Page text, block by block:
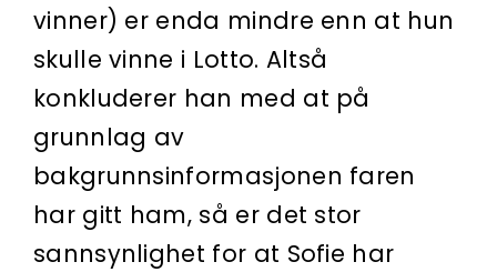
vinner) er enda mindre enn at hun
skulle vinne i Lotto. Altså
konkluderer han med at på
grunnlag av
bakgrunnsinformasjonen faren
har gitt ham, så er det stor
sannsynlighet for at Sofie har